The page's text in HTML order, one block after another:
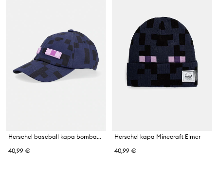
Herschel baseball kapa bombažna Minecraft Sylas
40,99 €
Herschel kapa Minecraft Elmer
40,99 €